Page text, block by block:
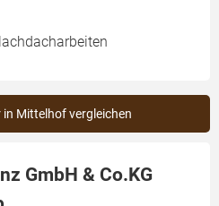
Mittelhof vergleichen
GmbH & Co.KG